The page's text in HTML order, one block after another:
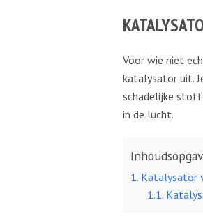
Voor wie niet
katalysator uit.
schadelijke
in de lucht.
Katalysator